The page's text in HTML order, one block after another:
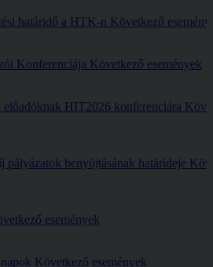
határidő a HTK-n Következő
Konferenciája Következő események
előadóknak HIT2026 konferenciára
benyújtásának határideje
események
Következő események